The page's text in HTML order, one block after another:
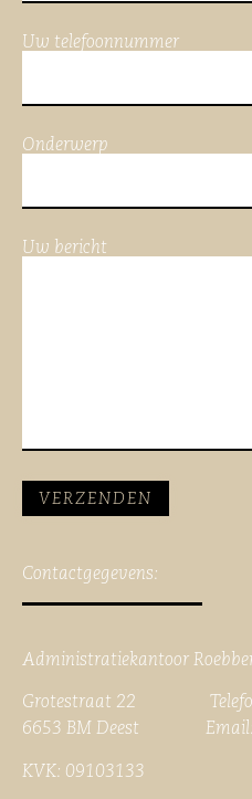
Uw telefoonnummer
Onderwerp
Uw bericht
Contactgegevens:
Administratiekantoor
Grotestraat 22
6653 BM Deest Email:
KVK: 09103133